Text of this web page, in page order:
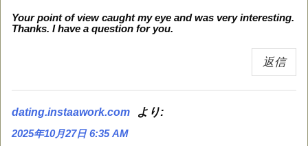
Your point of view caught my eye and was very interesting.
Thanks. I have a question for you.
返信
dating.instaawork.com より:
2025年10月27日 6:35 AM